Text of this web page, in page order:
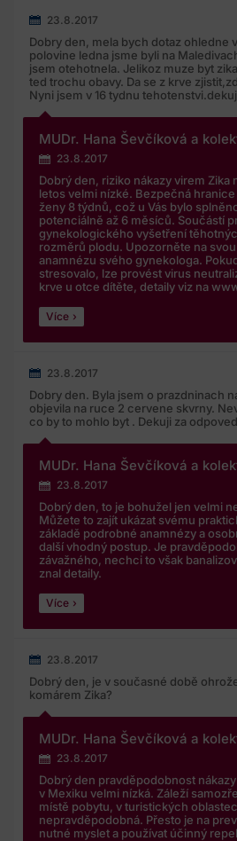
23.8.2017
Dobry den, mela bych dotaz ohledne
polovine ledna jsme byli na
jsem otehotnela. Jelikoz muze byt
ted trochu obavy. Da se z krve
Nyni jsem v 16 tydnu
MUDr. Hana Ševčíková a
23.8.2017
Dobrý den, riziko nákazy virem Zika
letos velmi nízké. Bezpečná
ženy 8 týdnů, což u Vás bylo
potenciálně až 6 měsíců. Součástí
gynekologického vyšetření
rozměrů plodu. Upozorněte na
anamnézu svého gynekologa.
stresovalo, lze provést virus
krve u otce dítěte, detaily viz na
Více
23.8.2017
Dobry den. Byla jsem o prazdninach
objevila na ruce 2 cervene skvrny.
co by to mohlo byt . Dekuji za
MUDr. Hana Ševčíková a
23.8.2017
Dobrý den, to je bohužel jen velmi
Můžete to zajít ukázat svému
základě podrobné anamnézy a
další vhodný postup. Je
závažného, nechci to však
znal detaily.
Více
23.8.2017
Dobrý den, je v současné době
komárem Zika?
MUDr. Hana Ševčíková a
23.8.2017
Dobrý den pravděpodobnost
v Mexiku velmi nízká. Záleží
místě pobytu, v turistických
nepravděpodobná. Přesto je na
nutné myslet a používat účinný